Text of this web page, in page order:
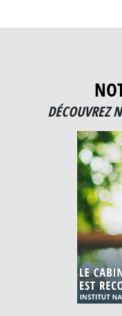
DÉCOUVREZ